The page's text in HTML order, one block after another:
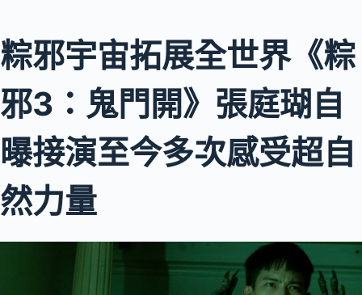
粽邪宇宙拓展全世界《粽
邪3：鬼門開》張庭瑚自
曝接演至今多次感受超自
然力量